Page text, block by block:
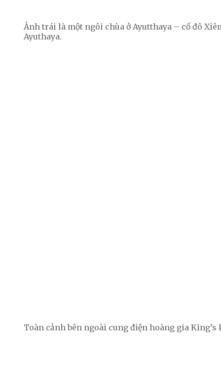
Ảnh trái là một ngôi chùa ở Ayutthaya – cố đô
Ayuthaya.
Toàn cảnh bên ngoài cung điện hoàng gia King’s